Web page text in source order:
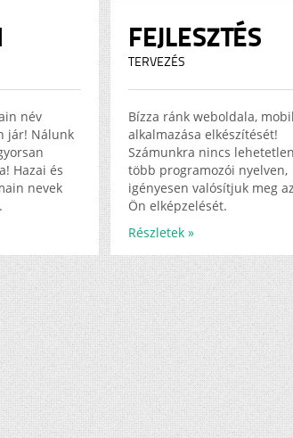
név
jár! Nálunk
Hazai és
nevek
FEJLESZTÉS
TERVEZÉS
Bízza ránk weboldala, mobil
alkalmazása elkészítését!
Számunkra nincs
több programozói nyelven,
igényesen valósítjuk meg az
Ön elképzelését.
Részletek »